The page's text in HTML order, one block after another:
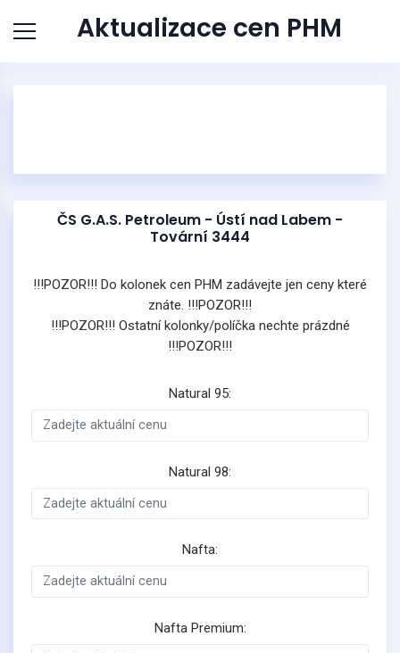
Aktualizace cen PHM
ČS G.A.S. Petroleum - Ústí nad Labem -
Tovární 3444
!!!POZOR!!! Do kolonek cen PHM zadávejte jen ceny které
znáte. !!!POZOR!!!
!!!POZOR!!! Ostatní kolonky/políčka nechte prázdné
!!!POZOR!!!
Natural 95:
Natural 98:
Nafta:
Nafta Premium: